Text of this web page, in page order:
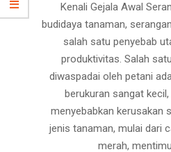
Kenali Gejala Awal
budidaya tanaman,
salah satu penyebab
produktivitas. Salah
diwaspadai oleh petani
berukuran sangat
menyebabkan kerusakan
jenis tanaman, mulai dari
merah,